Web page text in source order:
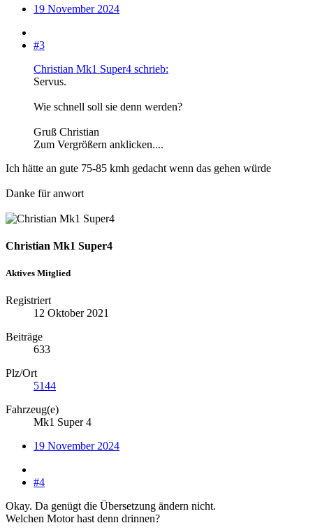
19 November 2024
#3
Christian Mk1 Super4 schrieb:
Servus.
Wie schnell soll sie denn werden?
Gruß Christian
Zum Vergrößern anklicken....
Ich hätte an gute 75-85 kmh gedacht wenn das gehen würde
Danke für anwort
Christian Mk1 Super4
Aktives Mitglied
Registriert
12 Oktober 2021
Beiträge
633
Plz/Ort
5144
Fahrzeug(e)
Mk1 Super 4
19 November 2024
#4
Okay. Da genügt die Übersetzung ändern nicht.
Welchen Motor hast denn drinnen?